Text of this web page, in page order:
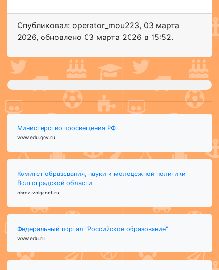
Опубликовал: operator_mou223, 03 марта
2026, обновлено 03 марта 2026 в 15:52.
Министерство просвещения РФ
www.edu.gov.ru
Комитет образования, науки и молодежной политики
Волгоградской области
obraz.volganet.ru
Федеральный портал "Российское образование"
www.edu.ru